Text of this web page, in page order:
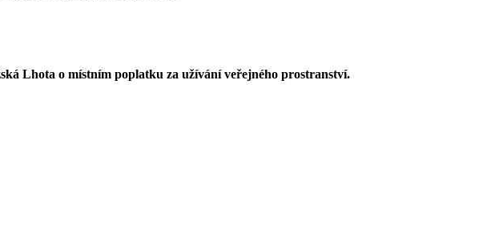
Lhota o místním poplatku za užívání veřejného prostranství.